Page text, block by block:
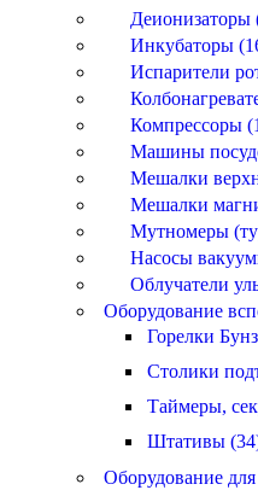
Деионизаторы
Инкубаторы
Испарители
Компрессоры
Машины
Мешалки
Мешалки
Мутномеры
Насосы
Облучатели
Оборудование
Горелки
Столики
Таймеры,
Штативы
Оборудование